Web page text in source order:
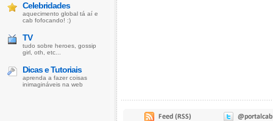
Celebridades
aquecimento global tá aí e
cab fofocando! :)
TV
tudo sobre heroes, gossip
girl, oth, etc...
Dicas e Tutoriais
aprenda a fazer coisas
inimagináveis na web